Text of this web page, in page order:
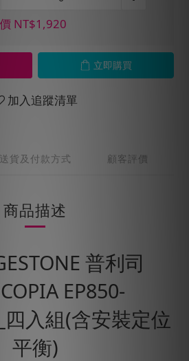
NT$1,920
立即購買
加入追蹤清單
送貨及付款方式 顧客評價
商品描述
普利司
EP850-
入組(含安裝定位
平衡)